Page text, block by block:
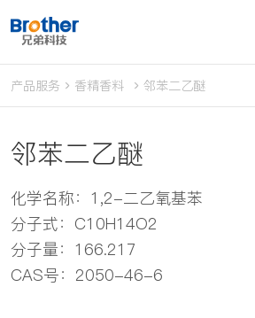
产品服务 香精香料 邻苯二乙醚
邻苯二乙醚
化学名称：1,2-二乙氧
分子式：C10H14O2
分子量：166.217
CAS号：2050-46-6